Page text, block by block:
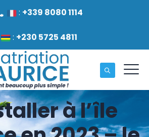
: +339 8080 1114
: +230 5725 4811
à l’île